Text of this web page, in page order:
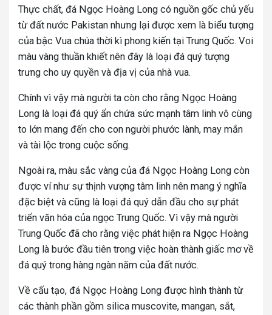
Thực chất, đá Ngọc Hoàng Long có nguồn gốc chủ yếu
từ đất nước Pakistan nhưng lại được xem là biểu tượng
của bậc Vua chúa thời kì phong kiến tại Trung Quốc. Voi
màu vàng thuần khiết nên đây là loại đá quý tượng
trưng cho uy quyền và địa vị của nhà vua.
Chính vì vậy mà người ta còn cho rằng Ngọc Hoàng
Long là loại đá quý ẩn chứa sức mạnh tâm linh vô cùng
to lớn mang đến cho con người phước lành, may mắn
và tài lộc trong cuộc sống.
Ngoài ra, màu sắc vàng của đá Ngọc Hoàng Long còn
được ví như sự thịnh vượng tâm linh nên mang ý nghĩa
đặc biệt và cũng là loại đá quý dẫn đầu cho sự phát
triển văn hóa của ngọc Trung Quốc. Vì vậy mà người
Trung Quốc đã cho rằng việc phát hiện ra Ngọc Hoàng
Long là bước đầu tiên trong việc hoàn thành giấc mơ về
đá quý trong hàng ngàn năm của đất nước.
Về cấu tạo, đá Ngọc Hoàng Long được hình thành từ
các thành phần gồm silica muscovite, mangan, sắt,